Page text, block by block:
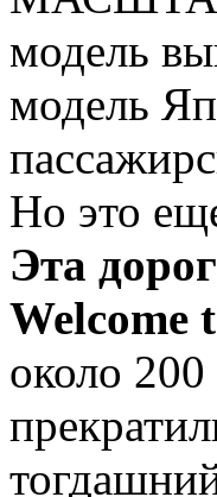
модель
модель
Но это
Эта
Welcome
около